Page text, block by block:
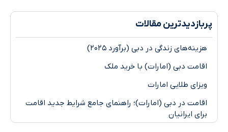
مقالات
زندگی در دبی (برآورد ۲۰۲۵)
دبی (امارات) با خرید ملک
طلایی امارات
در دبی (امارات)؛ راهنمای جامع شرایط جدید اقامت
ایرانیان